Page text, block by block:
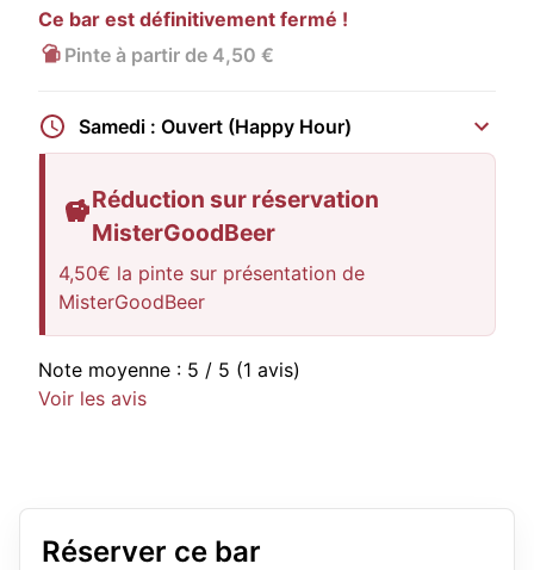
Ce bar est définitivement fermé !
Pinte à partir de 4,50 €
Samedi : Ouvert (Happy Hour)
Réduction sur réservation
MisterGoodBeer
4,50€ la pinte sur présentation de
MisterGoodBeer
Note moyenne : 5 / 5 (1 avis)
Voir les avis
Réserver ce bar